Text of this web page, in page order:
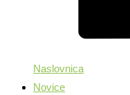
Naslovnica
Novice